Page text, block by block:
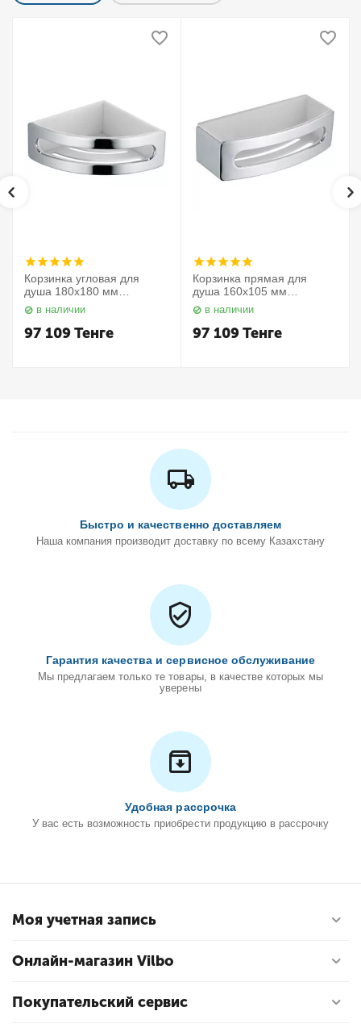
Корзинка угловая для
душа 180х180 мм
Elegance 11657010000
Keuco
в наличии
97 109Тенге
Корзинка прямая для
душа 160х105 мм
Elegance 11658010000
Keuco
в наличии
97 109Тенге
Быстро и качественно доставляем
Наша компания производит доставку по всему Казахстану
Гарантия качества и сервисное обслуживание
Мы предлагаем только те товары, в качестве которых мы
уверены
Удобная рассрочка
У вас есть возможность приобрести продукцию в рассрочку
Моя учетная запись
Онлайн-магазин Vilbo
Покупательский сервис